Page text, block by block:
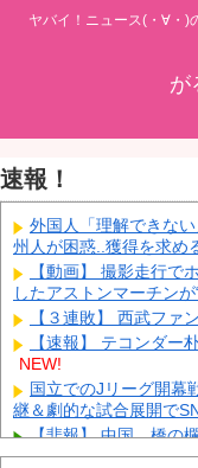
ヤバイ！ニュース(・∀・)
が
速報！
外国人「理解できな
州人が困惑..獲得を求め
【動画】 撮影走行で
したアストンマーチン
【３連敗】 西武ファ
【速報】 テコンダー
NEW!
国立でのJリーグ開幕
継＆劇的な試合展開で
【悲報】 中国、橋の
着剤でくっつけただけ